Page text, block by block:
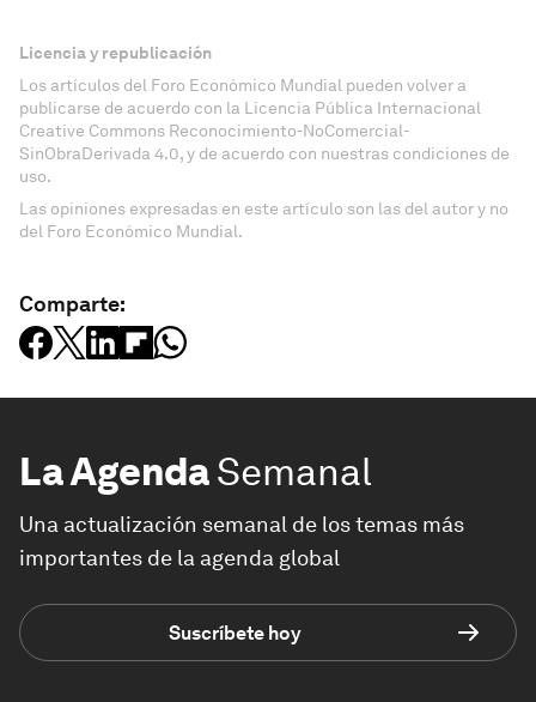
Licencia y republicación
Los artículos del Foro Económico Mundial pueden volver a
publicarse de acuerdo con la Licencia Pública Internacional
Creative Commons Reconocimiento-NoComercial-
SinObraDerivada 4.0, y de acuerdo con nuestras condiciones de
uso.
Las opiniones expresadas en este artículo son las del autor y no
del Foro Económico Mundial.
Comparte:
La AgendaSemanal
Una actualización semanal de los temas más
importantes de la agenda global
Suscríbete hoy